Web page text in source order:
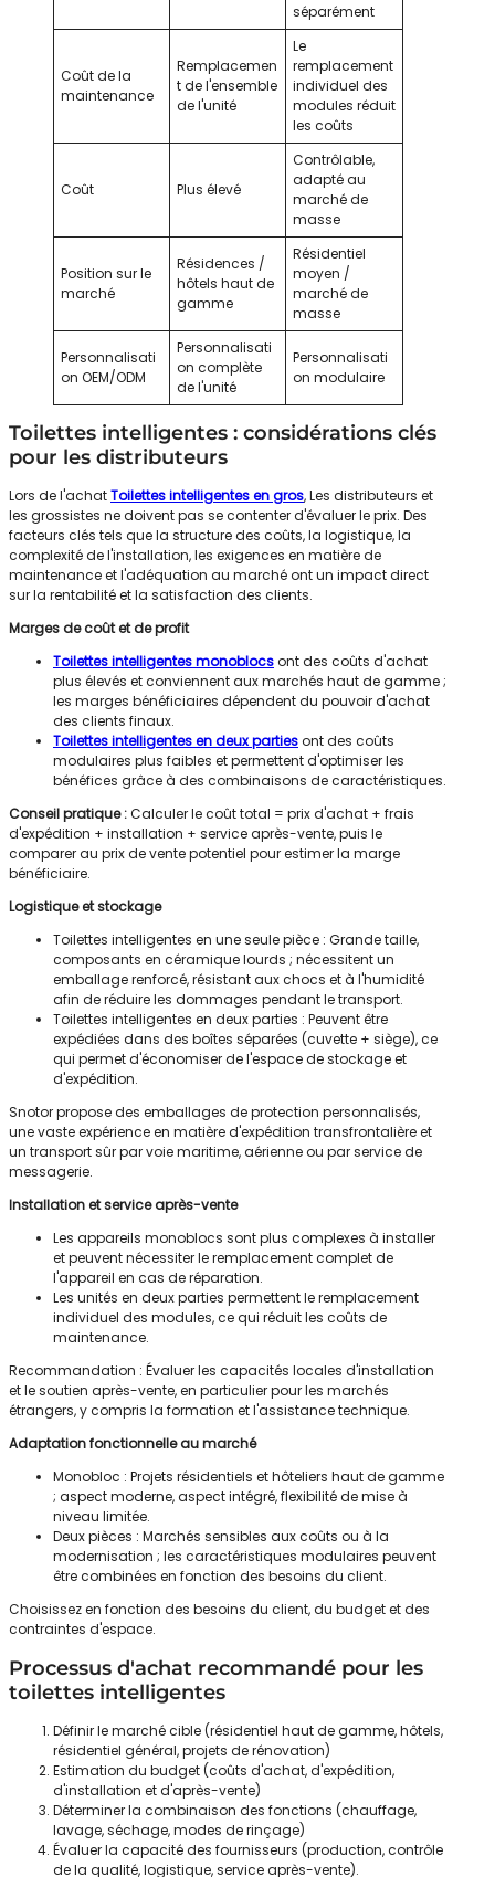
séparément
Coût de la
maintenance
Remplacemen
t de l'ensemble
de l'unité
Le
remplacement
individuel des
modules réduit
les coûts
Coût Plus élevé
Contrôlable,
adapté au
marché de
masse
Position sur le
marché
Résidences /
hôtels haut de
gamme
Résidentiel
moyen /
marché de
masse
Personnalisati
on OEM/ODM
Personnalisati
on complète
de l'unité
Personnalisati
on modulaire
Toilettes intelligentes : considérations clés
pour les distributeurs
Lors de l'achatToilettes intelligentes en gros, Les distributeurs et
les grossistes ne doivent pas se contenter d'évaluer le prix. Des
facteurs clés tels que la structure des coûts, la logistique, la
complexité de l'installation, les exigences en matière de
maintenance et l'adéquation au marché ont un impact direct
sur la rentabilité et la satisfaction des clients.
Marges de coût et de profit
Toilettes intelligentes monoblocsont des coûts d'achat
plus élevés et conviennent aux marchés haut de gamme ;
les marges bénéficiaires dépendent du pouvoir d'achat
des clients finaux.
Toilettes intelligentes en deux partiesont des coûts
modulaires plus faibles et permettent d'optimiser les
bénéfices grâce à des combinaisons de caractéristiques.
Conseil pratique :Calculer le coût total = prix d'achat + frais
d'expédition + installation + service après-vente, puis le
comparer au prix de vente potentiel pour estimer la marge
bénéficiaire.
Logistique et stockage
Toilettes intelligentes en une seule pièce : Grande taille,
composants en céramique lourds ; nécessitent un
emballage renforcé, résistant aux chocs et à l'humidité
afin de réduire les dommages pendant le transport.
Toilettes intelligentes en deux parties : Peuvent être
expédiées dans des boîtes séparées (cuvette + siège), ce
qui permet d'économiser de l'espace de stockage et
d'expédition.
Snotor propose des emballages de protection personnalisés,
une vaste expérience en matière d'expédition transfrontalière et
un transport sûr par voie maritime, aérienne ou par service de
messagerie.
Installation et service après-vente
Les appareils monoblocs sont plus complexes à installer
et peuvent nécessiter le remplacement complet de
l'appareil en cas de réparation.
Les unités en deux parties permettent le remplacement
individuel des modules, ce qui réduit les coûts de
maintenance.
Recommandation : Évaluer les capacités locales d'installation
et le soutien après-vente, en particulier pour les marchés
étrangers, y compris la formation et l'assistance technique.
Adaptation fonctionnelle au marché
Monobloc : Projets résidentiels et hôteliers haut de gamme
; aspect moderne, aspect intégré, flexibilité de mise à
niveau limitée.
Deux pièces : Marchés sensibles aux coûts ou à la
modernisation ; les caractéristiques modulaires peuvent
être combinées en fonction des besoins du client.
Choisissez en fonction des besoins du client, du budget et des
contraintes d'espace.
Processus d'achat recommandé pour les
toilettes intelligentes
Définir le marché cible (résidentiel haut de gamme, hôtels,
résidentiel général, projets de rénovation)
Estimation du budget (coûts d'achat, d'expédition,
d'installation et d'après-vente)
Déterminer la combinaison des fonctions (chauffage,
lavage, séchage, modes de rinçage)
Évaluer la capacité des fournisseurs (production, contrôle
de la qualité, logistique, service après-vente).